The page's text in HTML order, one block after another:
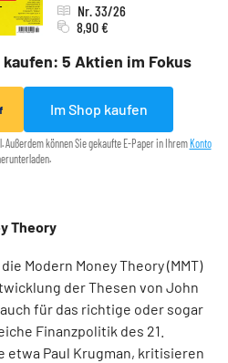
kaufen: 5 Aktien im Fokus
Nr. 33/26
8,90 €
Im Shop kaufen
Außerdem können Sie gekaufte E-Paper in Ihrem Konto
Theory
Modern Money Theory (MMT)
der Thesen von John
für das richtige oder sogar
Finanzpolitik des 21.
etwa Paul Krugman, kritisieren